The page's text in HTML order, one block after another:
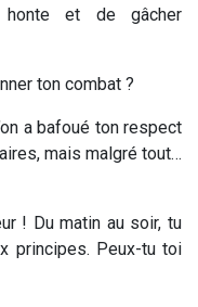
et de gâcher
ton combat ?
a bafoué ton respect
mais malgré tout…
! Du matin au soir, tu
principes. Peux-tu toi